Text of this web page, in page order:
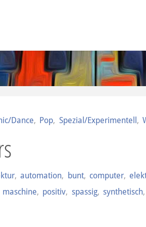
Dance, Pop, Spezial/Experimentell ,
, automation, bunt, computer,
maschine, positiv, spassig, synthetisch,